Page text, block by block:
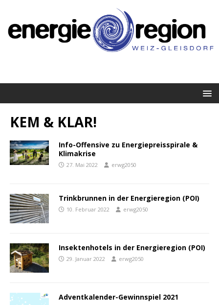
KEM & KLAR!
Info-Offensive zu Energiepreisspirale &
Klimakrise
27. Mai 2022 erwg2050
Trinkbrunnen in der Energieregion (POI)
10. Februar 2022 erwg2050
Insektenhotels in der Energieregion (POI)
29. Januar 2022 erwg2050
Adventkalender-Gewinnspiel 2021